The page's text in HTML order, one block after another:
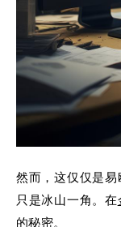
然而，这仅仅是
只是冰山一角。在
的秘密。